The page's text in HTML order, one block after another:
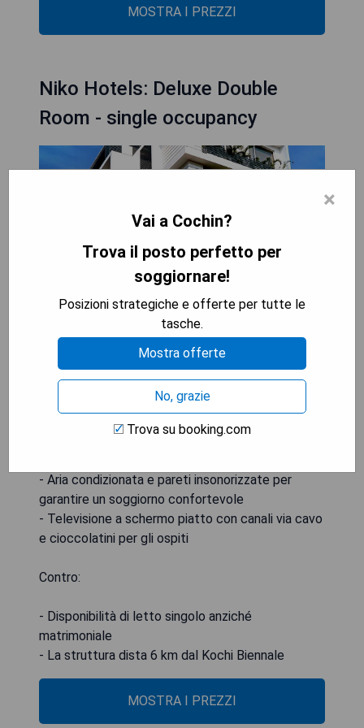
MOSTRA I PREZZI
Niko Hotels: Deluxe Double
Room - single occupancy
Pro:
- Vasca idromassaggio come elemento distintivo
- Aria condizionata e pareti insonorizzate per
garantire un soggiorno confortevole
- Televisione a schermo piatto con canali via cavo
e cioccolatini per gli ospiti
Contro:
- Disponibilità di letto singolo anziché
matrimoniale
- La struttura dista 6 km dal Kochi Biennale
MOSTRA I PREZZI
×
Vai a Cochin?
Trova il posto perfetto per
soggiornare!
Posizioni strategiche e offerte per tutte le
tasche.
Mostra offerte
No, grazie
Trova su booking.com